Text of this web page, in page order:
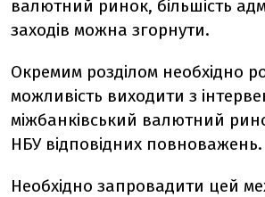
валютний ринок, більшість
заходів можна згорнути.
Окремим розділом необхідно
можливість виходити з
міжбанківський валютний
НБУ відповідних повноважень.
Необхідно запровадити цей